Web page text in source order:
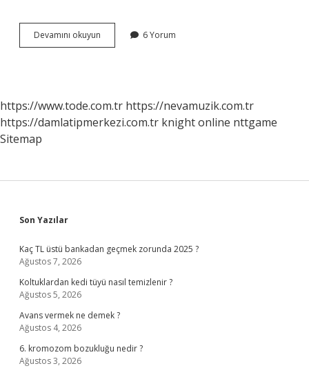
Devamını okuyun
Hizmetlerinin
9
Sınıf
6 Yorum
https://www.tode.com.tr https://nevamuzik.com.tr
https://damlatipmerkezi.com.tr knight online nttgame
Sitemap
Sidebar
Son Yazılar
Kaç TL üstü bankadan geçmek zorunda 2025 ?
Ağustos 7, 2026
Koltuklardan kedi tüyü nasıl temizlenir ?
Ağustos 5, 2026
Avans vermek ne demek ?
Ağustos 4, 2026
6. kromozom bozukluğu nedir ?
Ağustos 3, 2026